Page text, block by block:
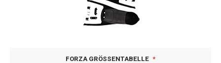
FORZA GRÖSSENTABELLE